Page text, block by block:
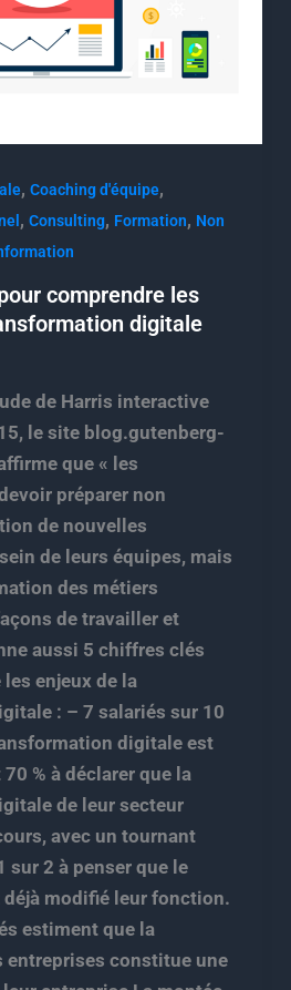
, Coaching d'équipe,
, Consulting, Formation, Non
comprendre les
digitale
de Harris interactive
le site blog.gutenberg-
que « les
préparer non
de nouvelles
de leurs équipes, mais
des métiers
de travailler et
aussi 5 chiffres clés
enjeux de la
: – 7 salariés sur 10
digitale est
% à déclarer que la
de leur secteur
avec un tournant
sur 2 à penser que le
déjà modifié leur fonction.
estiment que la
constitue une